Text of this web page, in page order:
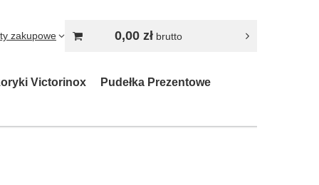
zakupowe 0,00 złbrutto
Victorinox Pudełka Prezentowe